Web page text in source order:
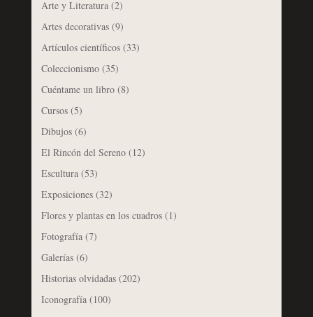
Arte y Literatura(2)
Artes decorativas(9)
Artículos científicos(33)
Coleccionismo(35)
Cuéntame un libro(8)
Cursos(5)
Dibujos(6)
El Rincón del Sereno(12)
Escultura(53)
Exposiciones(32)
Flores y plantas en los cuadros(1)
Fotografía(7)
Galerías(6)
Historias olvidadas(202)
Iconografía(100)